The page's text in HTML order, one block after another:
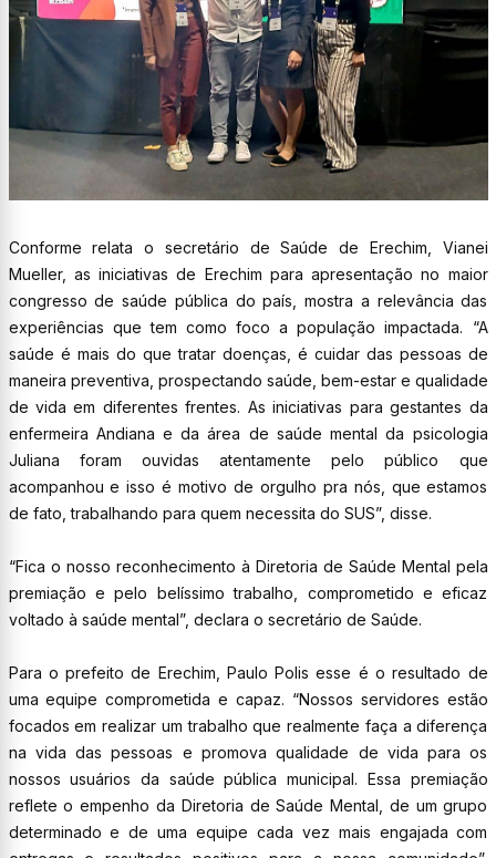
Conforme relata o secretário de Saúde de Erechim, Vianei
Mueller, as iniciativas de Erechim para apresentação no maior
congresso de saúde pública do país, mostra a relevância das
experiências que tem como foco a população impactada. “A
saúde é mais do que tratar doenças, é cuidar das pessoas de
maneira preventiva, prospectando saúde, bem-estar e qualidade
de vida em diferentes frentes. As iniciativas para gestantes da
enfermeira Andiana e da área de saúde mental da psicologia
Juliana foram ouvidas atentamente pelo público que
acompanhou e isso é motivo de orgulho pra nós, que estamos
de fato, trabalhando para quem necessita do SUS”, disse.
“Fica o nosso reconhecimento à Diretoria de Saúde Mental pela
premiação e pelo belíssimo trabalho, comprometido e eficaz
voltado à saúde mental”, declara o secretário de Saúde.
Para o prefeito de Erechim, Paulo Polis esse é o resultado de
uma equipe comprometida e capaz. “Nossos servidores estão
focados em realizar um trabalho que realmente faça a diferença
na vida das pessoas e promova qualidade de vida para os
nossos usuários da saúde pública municipal. Essa premiação
reflete o empenho da Diretoria de Saúde Mental, de um grupo
determinado e de uma equipe cada vez mais engajada com